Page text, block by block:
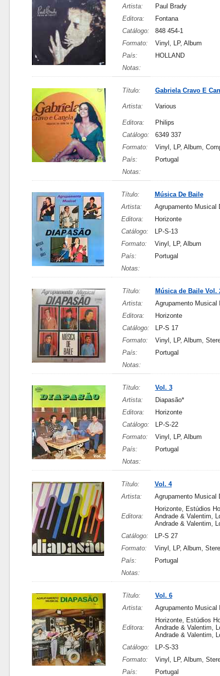
Artista:
Paul Brady
Editora:
Fontana
Catálogo:
848 454-1
Formato:
Vinyl, LP, Album
País:
HOLLAND
Notas:
Título: Gabriela Cravo E
Artista: Various
Editora:
Philips
Catálogo:
6349 337
Formato:
Vinyl, LP, Album,
País:
Portugal
Notas:
Título:
Música De Baile
Artista:
Agrupamento Musical
Editora:
Horizonte
Catálogo:
LP-S-13
Formato:
Vinyl, LP, Album
País:
Portugal
Notas:
Título:
Música de Baile Vol.
Artista:
Agrupamento Musical
Editora:
Horizonte
Catálogo:
LP-S 17
Formato:
Vinyl, LP, Album,
País:
Portugal
Notas:
Título:
Vol. 3
Artista:
Diapasão*
Editora:
Horizonte
Catálogo:
LP-S-22
Formato:
Vinyl, LP, Album
País:
Portugal
Notas:
Título:
Vol. 4
Artista:
Agrupamento Musical
Editora:
Horizonte, Estúdios
Andrade & Valentim,
Andrade & Valentim,
Catálogo:
LP-S 27
Formato:
Vinyl, LP, Album,
País:
Portugal
Notas:
Título:
Vol. 6
Artista:
Agrupamento Musical
Editora:
Horizonte, Estúdios
Andrade & Valentim,
Andrade & Valentim,
Catálogo:
LP-S-33
Formato:
Vinyl, LP, Album,
País:
Portugal